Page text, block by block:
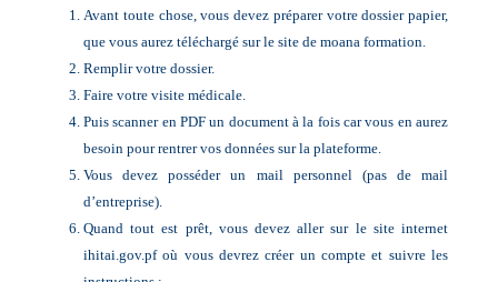
Avant toute chose, vous devez préparer votre dossier papier,
que vous aurez téléchargé sur le site de moana formation.
Remplir votre dossier.
Faire votre visite médicale.
Puis scanner en PDF un document à la fois car vous en aurez
besoin pour rentrer vos données sur la plateforme.
Vous devez posséder un mail personnel (pas de mail
d’entreprise).
Quand tout est prêt, vous devez aller sur le site internet
ihitai.gov.pf où vous devrez créer un compte et suivre les